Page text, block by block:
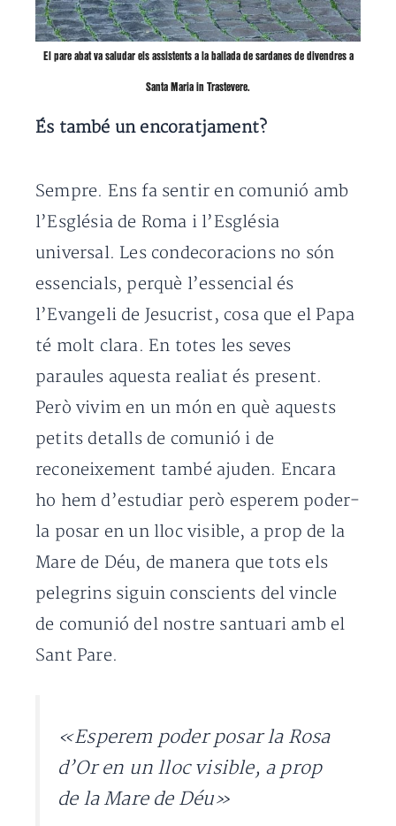
El pare abat va saludar els assistents a la ballada de sardanes de divendres a
Santa Maria in Trastevere.
És també un encoratjament?
Sempre. Ens fa sentir en comunió amb
l’Església de Roma i l’Església
universal. Les condecoracions no són
essencials, perquè l’essencial és
l’Evangeli de Jesucrist, cosa que el Papa
té molt clara. En totes les seves
paraules aquesta realiat és present.
Però vivim en un món en què aquests
petits detalls de comunió i de
reconeixement també ajuden. Encara
ho hem d’estudiar però esperem poder-
la posar en un lloc visible, a prop de la
Mare de Déu, de manera que tots els
pelegrins siguin conscients del vincle
de comunió del nostre santuari amb el
Sant Pare.
«Esperem poder posar la Rosa
d’Or en un lloc visible, a prop
de la Mare de Déu»